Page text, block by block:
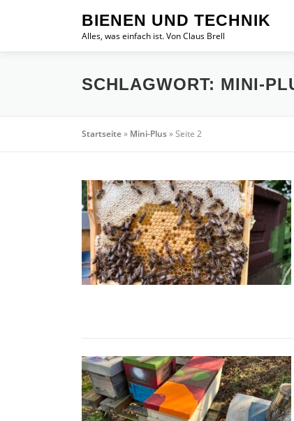
BIENEN UND TECHNIK
Alles, was einfach ist. Von Claus Brell
SCHLAGWORT: MINI-
Startseite» Mini-Plus»Seite 2